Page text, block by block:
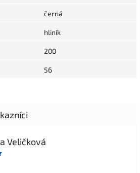
černá
hliník
200
56
Veličková